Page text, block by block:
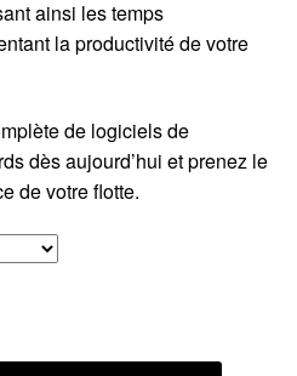
ainsi les temps
la productivité de votre
de logiciels de
dès aujourd’hui et prenez le
de votre flotte.